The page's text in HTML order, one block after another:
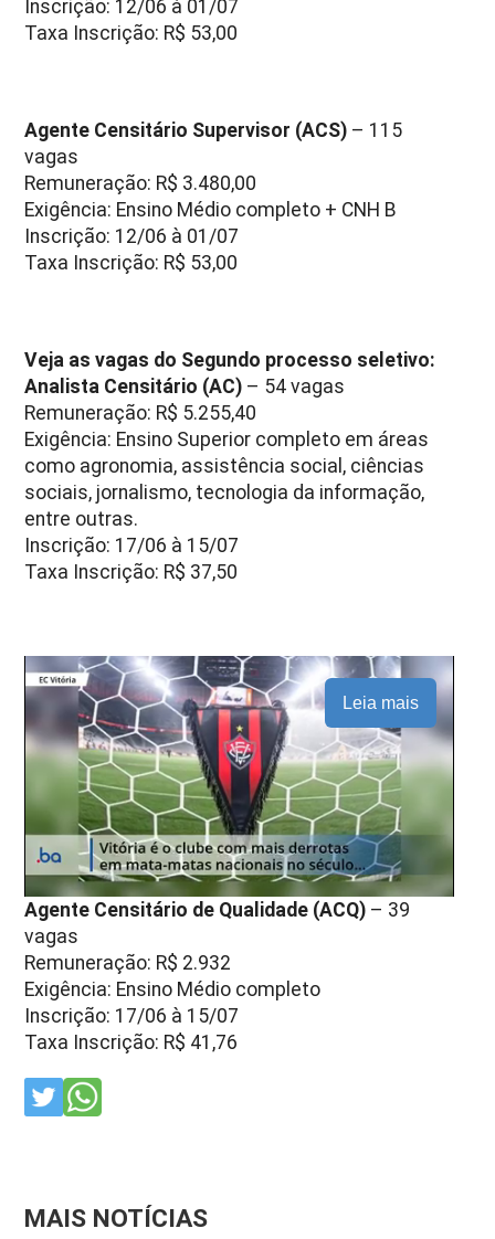
Inscrição: 12/06 à 01/07
Taxa Inscrição: R$ 53,00
Agente Censitário Supervisor (ACS) – 115
vagas
Remuneração: R$ 3.480,00
Exigência: Ensino Médio completo + CNH B
Inscrição: 12/06 à 01/07
Taxa Inscrição: R$ 53,00
Veja as vagas do Segundo processo seletivo:
Analista Censitário (AC) – 54 vagas
Remuneração: R$ 5.255,40
Exigência: Ensino Superior completo em áreas
como agronomia, assistência social, ciências
sociais, jornalismo, tecnologia da informação,
entre outras.
Inscrição: 17/06 à 15/07
Taxa Inscrição: R$ 37,50
Leia mais
Agente Censitário de Qualidade (ACQ) – 39
vagas
Remuneração: R$ 2.932
Exigência: Ensino Médio completo
Inscrição: 17/06 à 15/07
Taxa Inscrição: R$ 41,76
MAIS NOTÍCIAS